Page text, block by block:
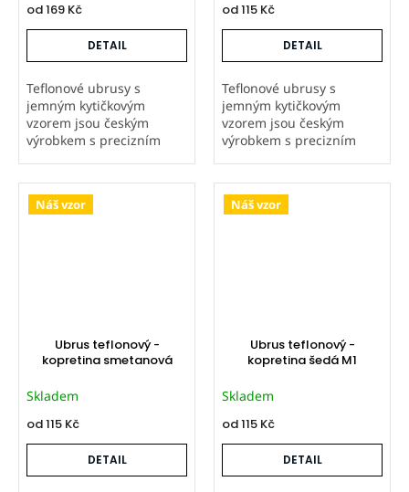
od169 Kč
DETAIL
Teflonové ubrusy s
jemným kytičkovým
vzorem jsou českým
výrobkem s precizním
v naší firmě, což zaručuje
vysokou kvalitu. Teflonová
od115 Kč
DETAIL
Teflonové ubrusy s
jemným kytičkovým
vzorem jsou českým
výrobkem s precizním
v naší firmě, což zaručuje
vysokou kvalitu. Teflonová
Náš vzor
Ubrus teflonový -
kopretina smetanová
Skladem
od115 Kč
DETAIL
Náš vzor
Ubrus teflonový -
kopretina šedá M1
Skladem
od115 Kč
DETAIL